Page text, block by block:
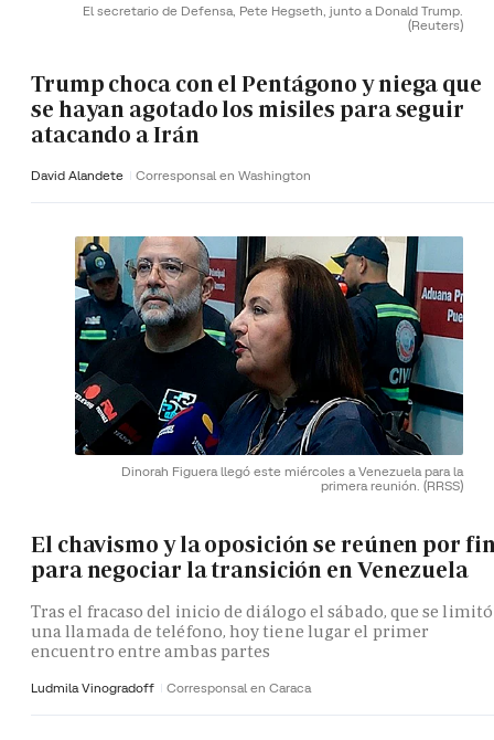
El secretario de Defensa, Pete Hegseth, junto a Donald Trump.
(Reuters)
Trump choca con el Pentágono y niega que
se hayan agotado los misiles para seguir
atacando a Irán
David Alandete Corresponsal en Washington
Dinorah Figuera llegó este miércoles a Venezuela para la
primera reunión. (RRSS)
El chavismo y la oposición se reúnen por
para negociar la transición en Venezuela
Tras el fracaso del inicio de diálogo el sábado, que se
una llamada de teléfono, hoy tiene lugar el primer
encuentro entre ambas partes
Ludmila Vinogradoff Corresponsal en Caraca